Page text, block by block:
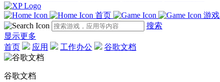
首页 游戏
搜索
显示更多
首页
应用 工作办公 谷歌文档
谷歌文档